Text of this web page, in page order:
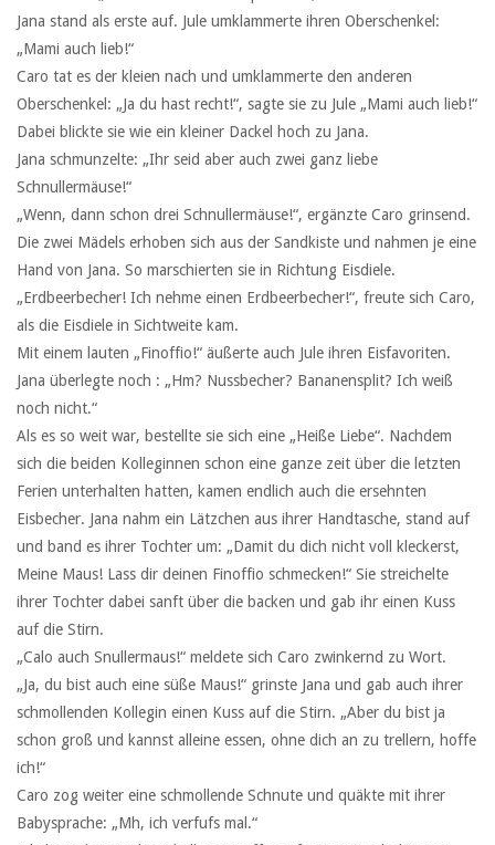
Jana stand als erste auf. Jule umklammerte ihren Oberschenkel:
„Mami auch lieb!“
Caro tat es der kleien nach und umklammerte den anderen
Oberschenkel: „Ja du hast recht!“, sagte sie zu Jule „Mami auch lieb!“
Dabei blickte sie wie ein kleiner Dackel hoch zu Jana.
Jana schmunzelte: „Ihr seid aber auch zwei ganz liebe
Schnullermäuse!“
„Wenn, dann schon drei Schnullermäuse!“, ergänzte Caro grinsend.
Die zwei Mädels erhoben sich aus der Sandkiste und nahmen je eine
Hand von Jana. So marschierten sie in Richtung Eisdiele.
„Erdbeerbecher! Ich nehme einen Erdbeerbecher!“, freute sich Caro,
als die Eisdiele in Sichtweite kam.
Mit einem lauten „Finoffio!“ äußerte auch Jule ihren Eisfavoriten.
Jana überlegte noch : „Hm? Nussbecher? Bananensplit? Ich weiß
noch nicht.“
Als es so weit war, bestellte sie sich eine „Heiße Liebe“. Nachdem
sich die beiden Kolleginnen schon eine ganze zeit über die letzten
Ferien unterhalten hatten, kamen endlich auch die ersehnten
Eisbecher. Jana nahm ein Lätzchen aus ihrer Handtasche, stand auf
und band es ihrer Tochter um: „Damit du dich nicht voll kleckerst,
Meine Maus! Lass dir deinen Finoffio schmecken!“ Sie streichelte
ihrer Tochter dabei sanft über die backen und gab ihr einen Kuss
auf die Stirn.
„Calo auch Snullermaus!“ meldete sich Caro zwinkernd zu Wort.
„Ja, du bist auch eine süße Maus!“ grinste Jana und gab auch ihrer
schmollenden Kollegin einen Kuss auf die Stirn. „Aber du bist ja
schon groß und kannst alleine essen, ohne dich an zu trellern, hoffe
ich!“
Caro zog weiter eine schmollende Schnute und quäkte mit ihrer
Babysprache: „Mh, ich verfufs mal.“